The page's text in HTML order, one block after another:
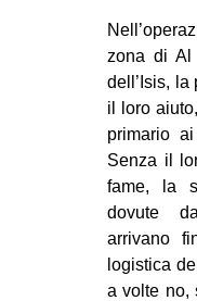
zona di Al
dell’Isis, la
il loro
primario
Senza il
fame, la
dovute
arrivano
logistica
a volte no,